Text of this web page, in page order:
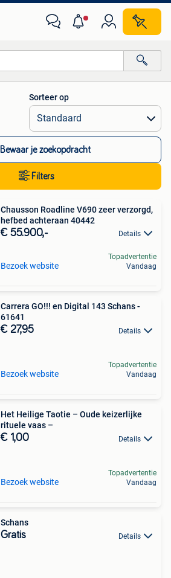
Alle afstanden…
Sorteer op
Bewaar je zoekopdracht
Filters
Chausson Roadline V690 zeer verzorgd,
hefbed achteraan 40442
€ 55.900,- Details
Bezoek website
Topadvertentie
Vandaag
Carrera GO!!! en Digital 143 Schans -
61641
€ 27,95 Details
Bezoek website
Topadvertentie
Vandaag
Het Heilige Taotie – Oude keizerlijke
rituele vaas –
€ 1,00 Details
Bezoek website
Topadvertentie
Vandaag
Schans
Gratis Details